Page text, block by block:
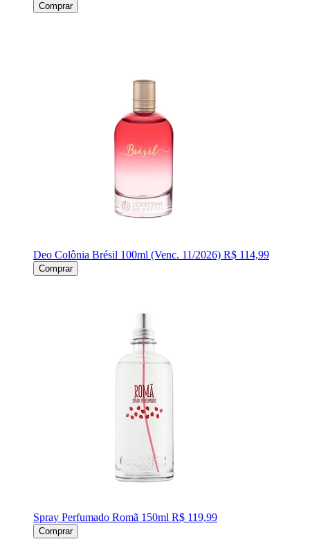
Comprar
Deo Colônia Brésil 100ml (Venc. 11/2026) R$ 114,99
Comprar
Spray Perfumado Romã 150ml R$ 119,99
Comprar